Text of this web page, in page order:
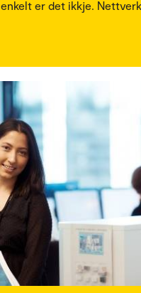
er det ikkje. Nettverk